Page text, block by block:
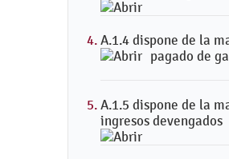
A.1.4 dispone de la
pagado de
A.1.5 dispone de la
ingresos devengados